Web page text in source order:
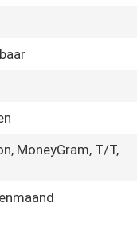
MoneyGram, T/T,